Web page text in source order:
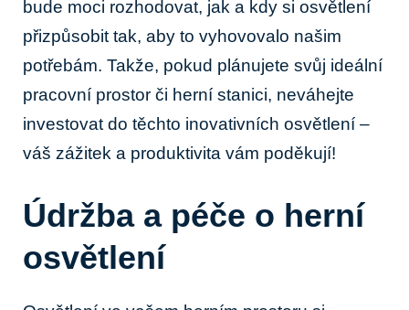
bude moci rozhodovat, jak a kdy si osvětlení
přizpůsobit tak, aby to vyhovovalo našim
potřebám. Takže, pokud plánujete svůj ideální
pracovní prostor či herní stanici, neváhejte
investovat do těchto inovativních osvětlení –
váš zážitek a produktivita vám poděkují!
Údržba a péče o herní
osvětlení